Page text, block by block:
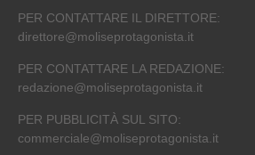
PER CONTATTARE IL DIRETTORE:
direttore@moliseprotagonista.it
PER CONTATTARE LA REDAZIONE:
redazione@moliseprotagonista.it
PER PUBBLICITÀ SUL SITO:
commerciale@moliseprotagonista.it